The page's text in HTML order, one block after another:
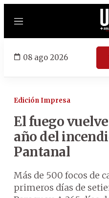
Menú
08 ago 2026
Edición Impresa
El fuego
año del
Pantanal
Más de 500 focos de
primeros días de